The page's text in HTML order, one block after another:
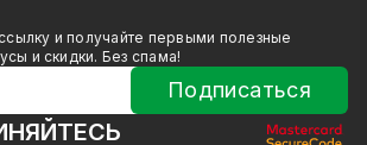
— защита
24/7
и ночного видения. Камера
одинаково качественное
с производства
и получайте первыми полезные
и скидки. Без спама!
Подписаться